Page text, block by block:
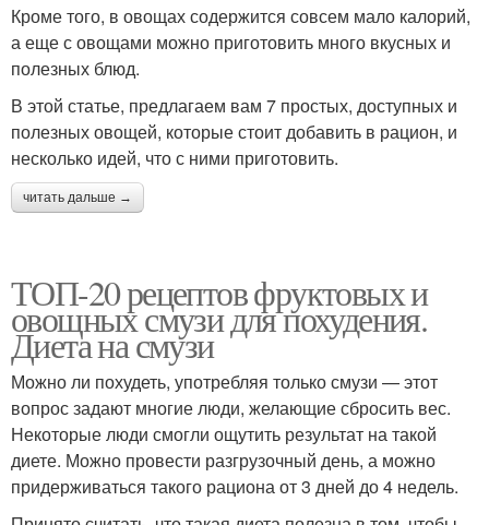
Кроме того, в овощах содержится совсем мало калорий,
а еще с овощами можно приготовить много вкусных и
полезных блюд.
В этой статье, предлагаем вам 7 простых, доступных и
полезных овощей, которые стоит добавить в рацион, и
несколько идей, что с ними приготовить.
читать дальше →
ТОП-20 рецептов фруктовых и
овощных смузи для похудения.
Диета на смузи
Можно ли похудеть, употребляя только смузи — этот
вопрос задают многие люди, желающие сбросить вес.
Некоторые люди смогли ощутить результат на такой
диете. Можно провести разгрузочный день, а можно
придерживаться такого рациона от 3 дней до 4 недель.